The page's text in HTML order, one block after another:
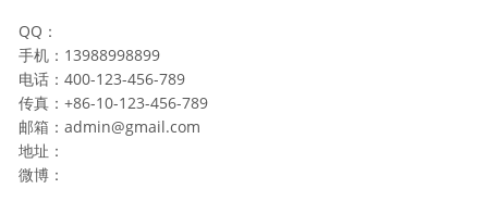
QQ：
手机：13988998899
电话：400-123-456-789
传真：+86-10-123-456-789
邮箱：admin@gmail.com
地址：
微博：